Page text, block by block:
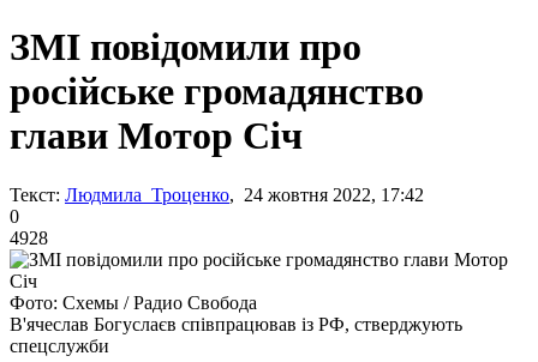
ЗМІ повідомили про
російське громадянство
глави Мотор Січ
Текст: Людмила Троценко, 24 жовтня 2022, 17:42
0
4928
Фото: Схемы / Радио Свобода
В'ячеслав Богуслаєв співпрацював із РФ, стверджують
спецслужби